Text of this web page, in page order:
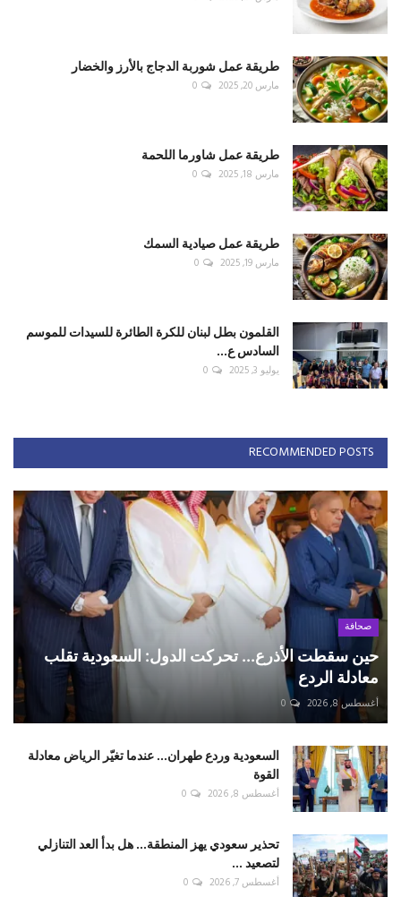
طريقة عمل شوربة الدجاج بالأرز والخضار
مارس 20, 2025 0
طريقة عمل شاورما اللحمة
مارس 18, 2025 0
طريقة عمل صيادية السمك
مارس 19, 2025 0
القلمون بطل لبنان للكرة الطائرة للسيدات للموسم
السادس ع...
يوليو 3, 2025 0
RECOMMENDED POSTS
صحافة
حين سقطت الأذرع... تحركت الدول: السعودية تقلب
معادلة الردع
أغسطس 8, 2026 0
السعودية وردع طهران... عندما تغيّر الرياض معادلة
القوة
أغسطس 8, 2026 0
تحذير سعودي يهز المنطقة... هل بدأ العد التنازلي
لتصعيد ...
أغسطس 7, 2026 0